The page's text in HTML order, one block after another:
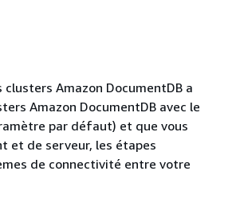
Amazon DocumentDB a
Amazon DocumentDB avec le
par défaut) et que vous
et de serveur, les étapes
de connectivité entre votre